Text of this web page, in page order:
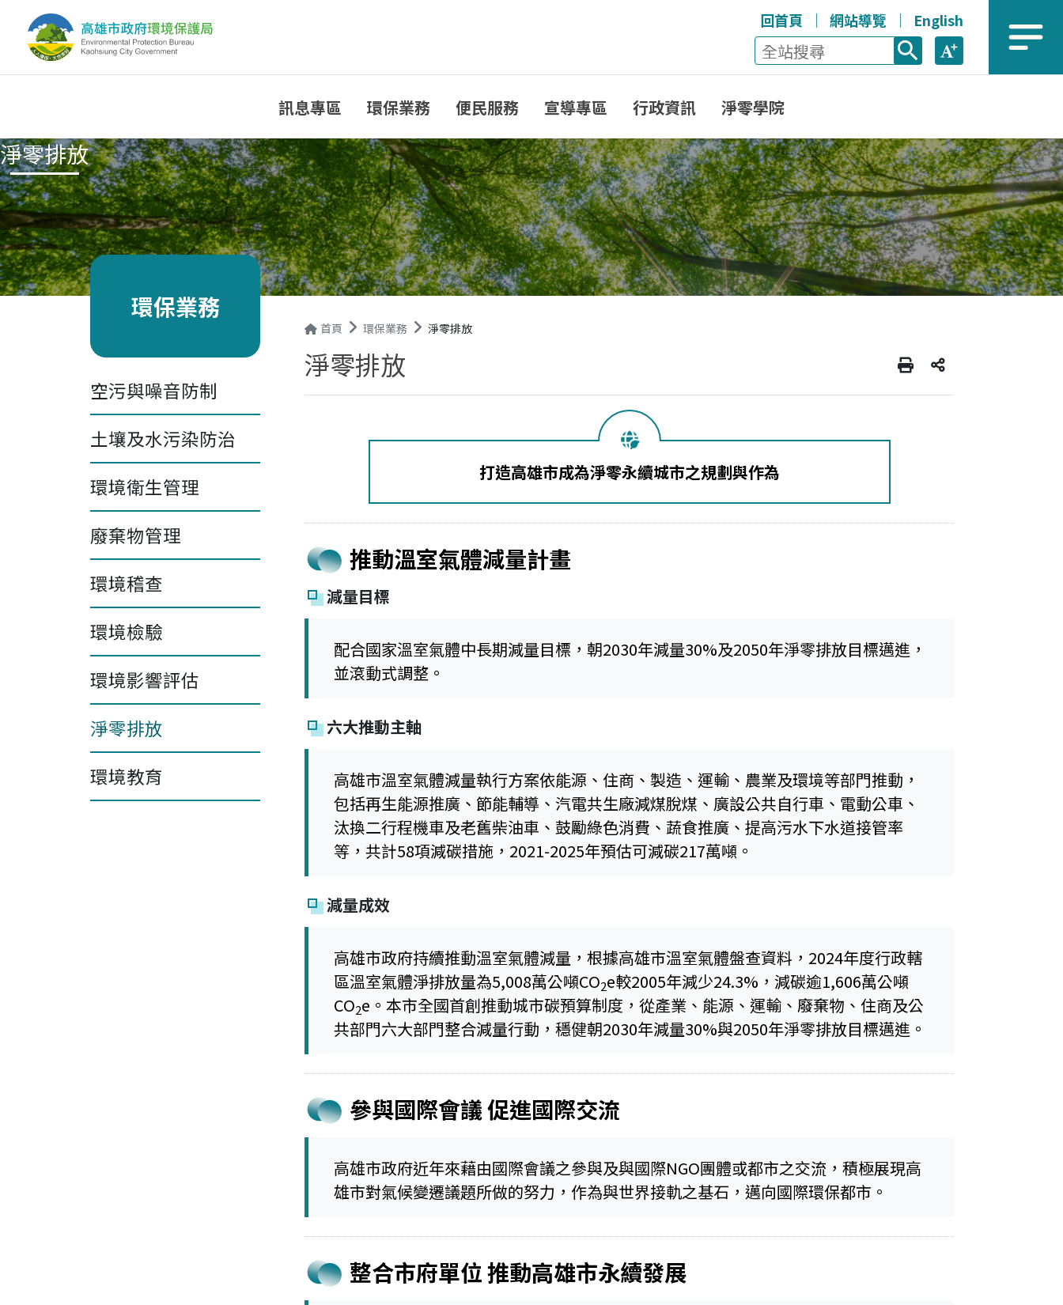
回首頁 網站導覽 English
全站搜尋 放大 選單
訊息專區 環保業務 便民服務 宣導專區 行政資訊 淨零學院
淨零排放
環保業務
空污與噪音防制
土壤及水污染防治
環境衛生管理
廢棄物管理
環境稽查
環境檢驗
環境影響評估
淨零排放
環境教育
首頁 環保業務 淨零排放
淨零排放
打造高雄市成為淨零永續城市之規劃與作為
推動溫室氣體減量計畫
減量目標
配合國家溫室氣體中長期減量目標，朝2030年減量30%及2050年淨零排放目標邁進，
並滾動式調整。
六大推動主軸
高雄市溫室氣體減量執行方案依能源、住商、製造、運輸、農業及環境等部門推動，
包括再生能源推廣、節能輔導、汽電共生廠減煤脫煤、廣設公共自行車、電動公車、
汰換二行程機車及老舊柴油車、鼓勵綠色消費、蔬食推廣、提高污水下水道接管率
等，共計58項減碳措施，2021-2025年預估可減碳217萬噸。
減量成效
高雄市政府持續推動溫室氣體減量，根據高雄市溫室氣體盤查資料，2024年度行政轄
區溫室氣體淨排放量為5,008萬公噸CO2e較2005年減少24.3%，減碳逾1,606萬公噸
CO2e。本市全國首創推動城市碳預算制度，從產業、能源、運輸、廢棄物、住商及公
共部門六大部門整合減量行動，穩健朝2030年減量30%與2050年淨零排放目標邁進。
參與國際會議 促進國際交流
高雄市政府近年來藉由國際會議之參與及與國際NGO團體或都市之交流，積極展現高
雄市對氣候變遷議題所做的努力，作為與世界接軌之基石，邁向國際環保都市。
整合市府單位 推動高雄市永續發展